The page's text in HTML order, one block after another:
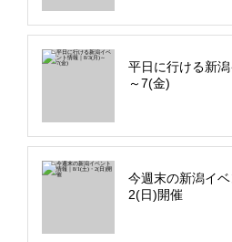
平日に行ける新
～7(金)
今週末の新潟イ
2(日)開催